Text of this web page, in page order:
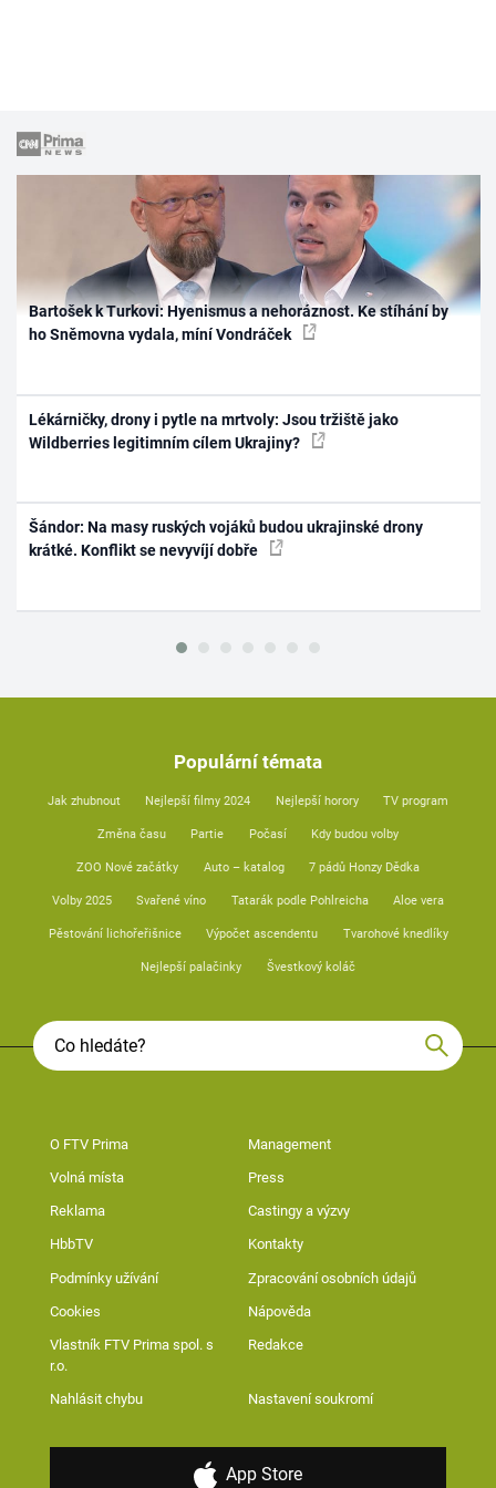
Bartošek k Turkovi: Hyenismus a nehoráznost. Ke stíhání by
ho Sněmovna vydala, míní Vondráček
Lékárničky, drony i pytle na mrtvoly: Jsou tržiště jako
Wildberries legitimním cílem Ukrajiny?
Šándor: Na masy ruských vojáků budou ukrajinské drony
krátké. Konflikt se nevyvíjí dobře
Populární témata
Jak zhubnout Nejlepší filmy 2024 Nejlepší horory TV program
Změna času Partie Počasí Kdy budou volby
ZOO Nové začátky Auto – katalog 7 pádů Honzy Dědka
Volby 2025 Svařené víno Tatarák podle Pohlreicha Aloe vera
Pěstování lichořeřišnice Výpočet ascendentu Tvarohové knedlíky
Nejlepší palačinky Švestkový koláč
O FTV Prima Management
Volná místa Press
Reklama Castingy a výzvy
HbbTV Kontakty
Podmínky užívání Zpracování osobních údajů
Cookies Nápověda
Vlastník FTV Prima spol. s
r.o.
Redakce
Nahlásit chybu Nastavení soukromí
App Store